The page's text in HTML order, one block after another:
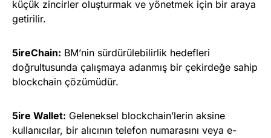
küçük zincirler oluşturmak ve yönetmek için bir araya
getirilir.
5ireChain: BM’nin sürdürülebilirlik hedefleri
doğrultusunda çalışmaya adanmış bir çekirdeğe sahip
blockchain çözümüdür.
5ire Wallet: Geleneksel blockchain’lerin aksine
kullanıcılar, bir alıcının telefon numarasını veya e-